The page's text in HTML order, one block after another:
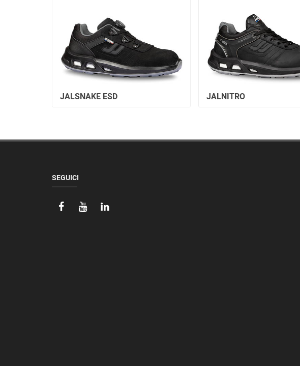
JALSNAKE ESD JALNITRO
SEGUICI